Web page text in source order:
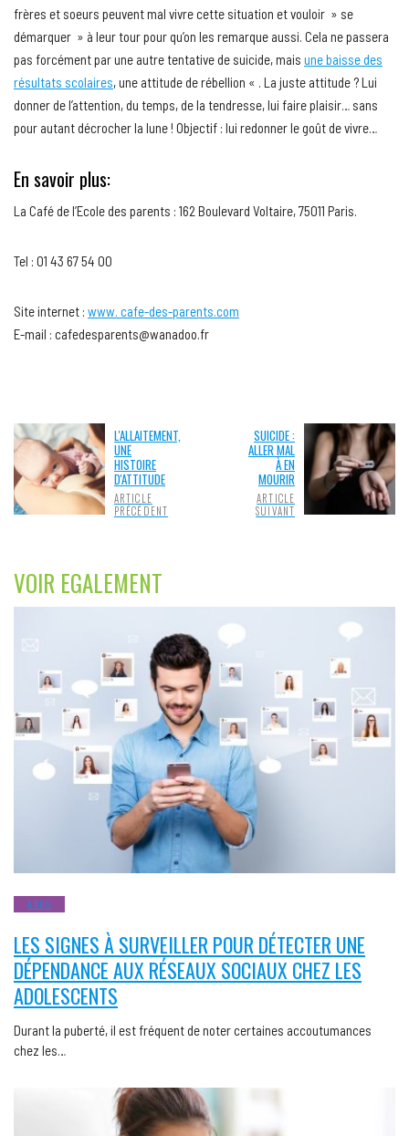
frères et soeurs peuvent mal vivre cette situation et vouloir » se
démarquer » à leur tour pour qu’on les remarque aussi. Cela ne passera
pas forcément par une autre tentative de suicide, mais une baisse des
résultats scolaires, une attitude de rébellion « . La juste attitude ? Lui
donner de l’attention, du temps, de la tendresse, lui faire plaisir… sans
pour autant décrocher la lune ! Objectif : lui redonner le goût de vivre…
En savoir plus:
La Café de l’Ecole des parents : 162 Boulevard Voltaire, 75011 Paris.
Tel : 01 43 67 54 00
Site internet : www. cafe-des-parents.com
E-mail : cafedesparents@wanadoo.fr
L'ALLAITEMENT,
UNE
HISTOIRE
D'ATTITUDE
ARTICLE
PRÉCÉDENT
SUICIDE :
ALLER MAL
À EN
MOURIR
ARTICLE
SUIVANT
VOIR EGALEMENT
ADOS
LES SIGNES À SURVEILLER POUR DÉTECTER UNE
DÉPENDANCE AUX RÉSEAUX SOCIAUX CHEZ LES
ADOLESCENTS
Durant la puberté, il est fréquent de noter certaines accoutumances
chez les…